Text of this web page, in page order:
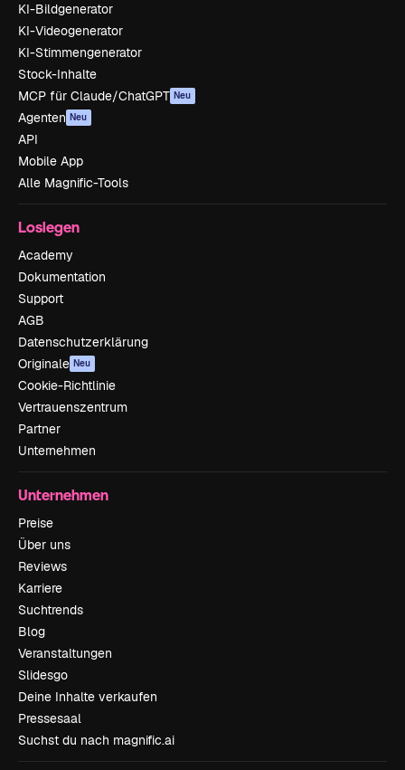
KI-Bildgenerator
KI-Videogenerator
KI-Stimmengenerator
Stock-Inhalte
MCP für Claude/ChatGPT Neu
Agenten Neu
API
Mobile App
Alle Magnific-Tools
Loslegen
Academy
Dokumentation
Support
AGB
Datenschutzerklärung
Originale Neu
Cookie-Richtlinie
Vertrauenszentrum
Partner
Unternehmen
Unternehmen
Preise
Über uns
Reviews
Karriere
Suchtrends
Blog
Veranstaltungen
Slidesgo
Deine Inhalte verkaufen
Pressesaal
Suchst du nach magnific.ai